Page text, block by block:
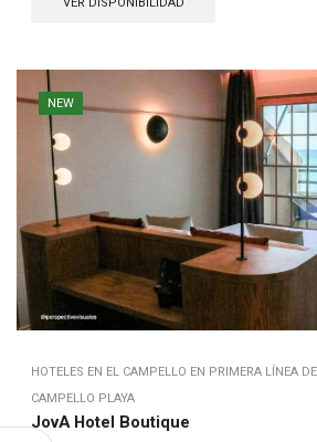
NEW
HOTELES EN EL CAMPELLO EN PRIMERA LÍNEA
CAMPELLO PLAYA
JovA Hotel Boutique